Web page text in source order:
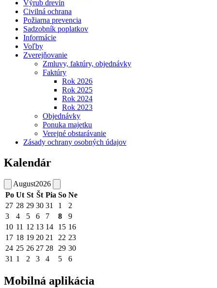
Výrub drevín
Civilná ochrana
Požiarna prevencia
Sadzobník poplatkov
Informácie
Voľby
Zverejňovanie
Zmluvy, faktúry, objednávky
Faktúry
Rok 2026
Rok 2025
Rok 2024
Rok 2023
Objednávky
Ponuka majetku
Verejné obstarávanie
Zásady ochrany osobných údajov
Kalendár
August2026
Po Ut St Št Pia So Ne
27 28 29 30 31 1
2
3
4 5 6 7 8
9
10 11 12 13 14 15 16
17 18 19 20 21 22 23
24 25 26 27 28 29 30
31 1 2 3 4 5 6
Mobilná aplikácia